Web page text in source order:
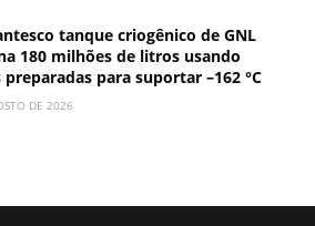
tanque criogênico de GNL
180 milhões de litros usando
preparadas para suportar –162 °C
DE 2026